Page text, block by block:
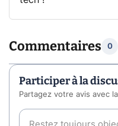
Commentaires 0
Participer à la
Partagez votre avis avec